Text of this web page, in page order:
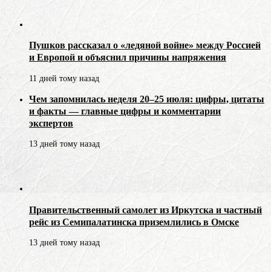
Пушков рассказал о «ледяной войне» между Россией
и Европой и объяснил причины напряжения
11 дней тому назад
Чем запомнилась неделя 20–25 июля: цифры, цитаты
и факты — главные цифры и комментарии
экспертов
13 дней тому назад
Правительственный самолет из Иркутска и частный
рейс из Семипалатинска приземлились в Омске
13 дней тому назад